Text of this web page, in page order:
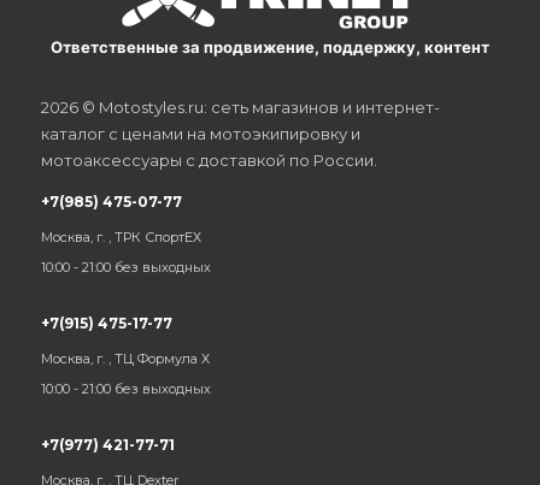
Ответственные за продвижение, поддержку, контент
2026 © Motostyles.ru: сеть магазинов и интернет-
каталог с ценами на мотоэкипировку и
мотоаксессуары с доставкой по России.
+7(985) 475-07-77
Москва, г. , ТРК СпортЕХ
10:00 - 21:00 без выходных
+7(915) 475-17-77
Москва, г. , ТЦ Формула Х
10:00 - 21:00 без выходных
+7(977) 421-77-71
Москва, г. , ТЦ Dexter